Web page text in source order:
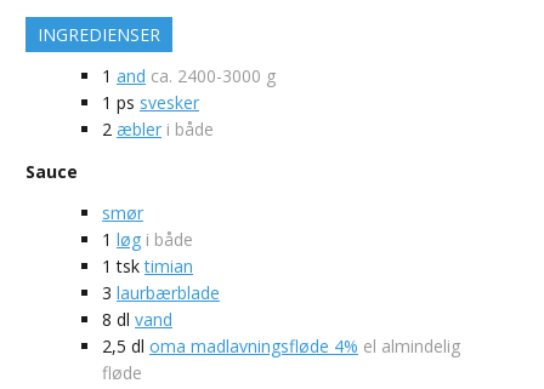
INGREDIENSER
1 and ca. 2400-3000 g
1 ps svesker
2 æbler i både
Sauce
smør
1 løg i både
1 tsktimian
3 laurbærblade
8 dl vand
2,5 dl oma madlavningsfløde 4% el almindelig
fløde